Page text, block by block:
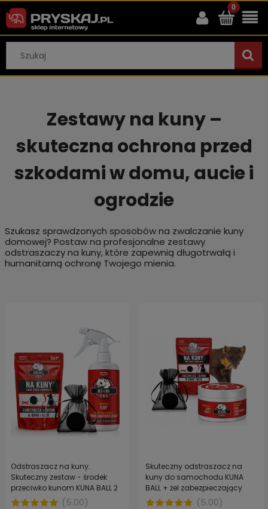
Zestawy na kuny –
skuteczna ochrona przed
szkodami w domu, aucie i
ogrodzie
Szukasz sprawdzonych sposobów na zwalczanie kuny
domowej? Postaw na profesjonalne zestawy
odstraszaczy na kuny, które zapewnią długotrwałą i
humanitarną ochronę Twojego mienia.
Odstraszacz na kuny.
Skuteczny zestaw - środek
przeciwko kunom KUNA BALL 2
w 1 + KUNA SPRAY 200 ml
(5.00)
Skuteczny odstraszacz na
kuny do samochodu KUNA
BALL + żel zabezpieczający
instalacje KUNA HOT GEL 200g
(5.00)